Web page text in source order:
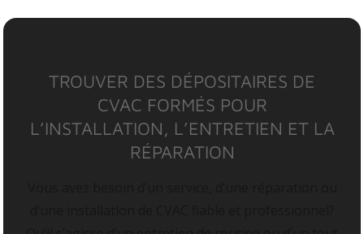
TROUVER DES DÉPOSITAIRES DE
CVAC FORMÉS POUR
L’INSTALLATION, L’ENTRETIEN ET LA
RÉPARATION